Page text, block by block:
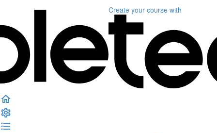
Create your course with